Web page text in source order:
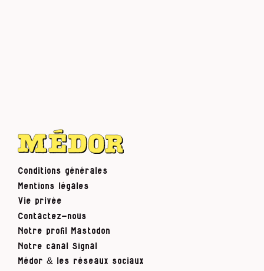
Conditions générales
Mentions légales
Vie privée
Contactez-nous
Notre profil Mastodon
Notre canal Signal
Médor & les réseaux sociaux